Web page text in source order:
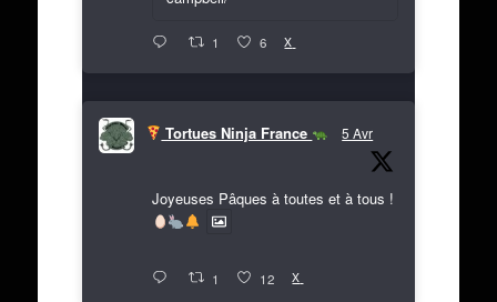
1 6 X
Tortues Ninja France 5 Avr
Joyeuses Pâques à toutes et à tous !
1 12 X